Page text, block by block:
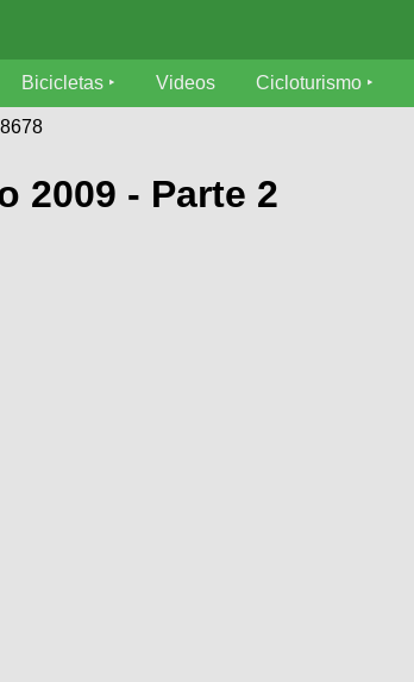
Bicicletas Videos Cicloturismo
2009 - Parte 2